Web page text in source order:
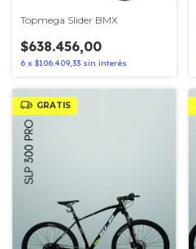
Topmega Slider BMX
$638.456,00
6 x $106.409,33 sin interés
GRATIS